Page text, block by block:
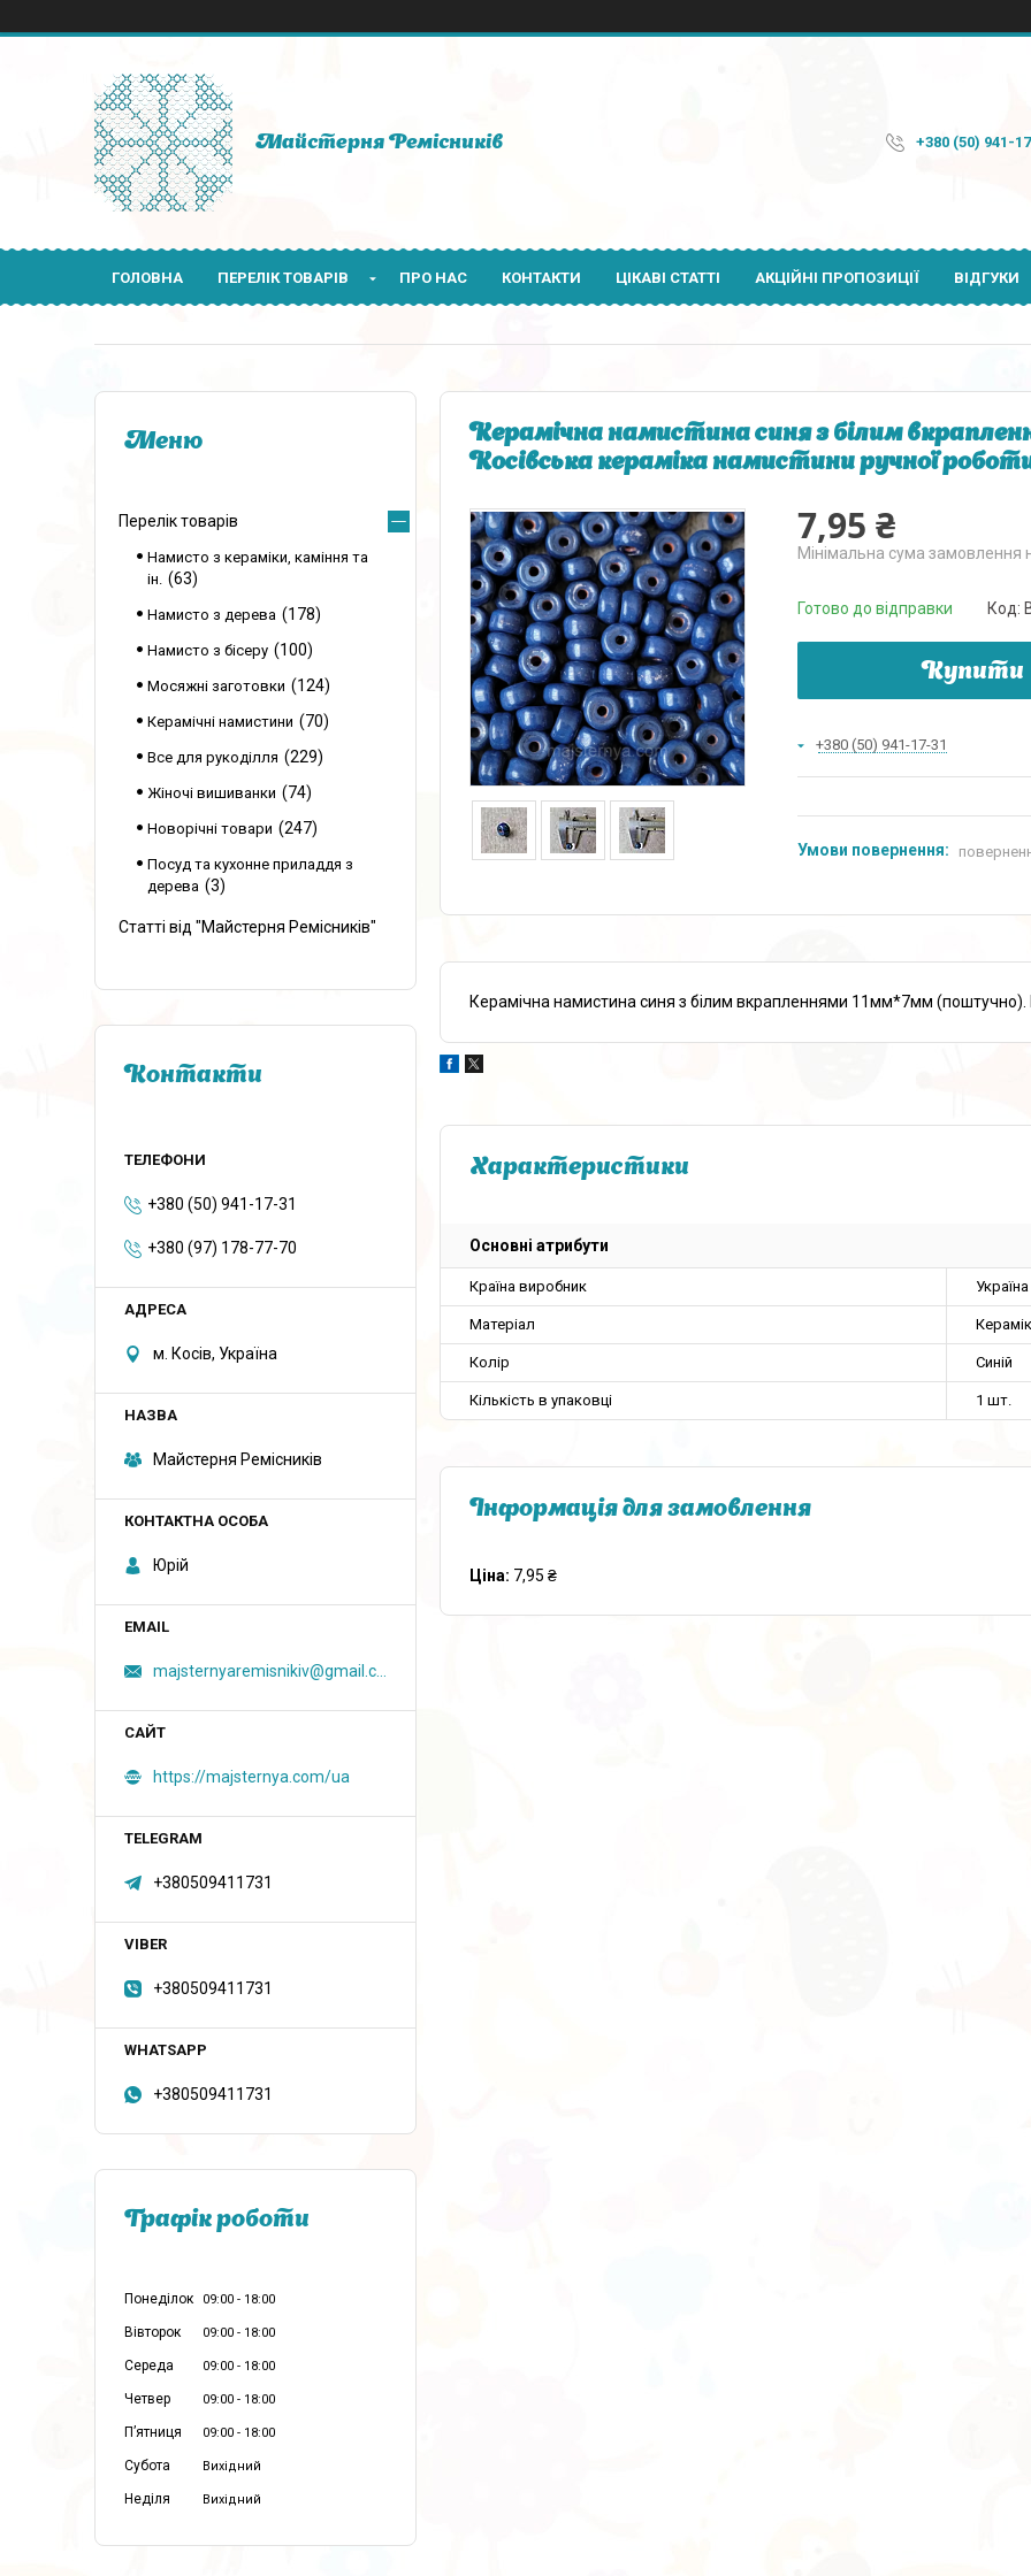
Майстерня Ремісників +380 (50) 941-
ГОЛОВНА ПЕРЕЛІК ТОВАРІВ ПРО НАС КОНТАКТИ ЦІКАВІ СТАТТІ АКЦІЙНІ ПРОПОЗИЦІЇ ВІДГУКИ
Керамічна намистина синя з білим
Косівська кераміка намистини ручної
7,95 ₴
Мінімальна сума замовлення
Готово до відправки Код:
Купити
+380 (50) 941-17-31
Керамічна намистина синя з білим вкрапленнями 11мм*7мм (поштучно).
Характеристики
Основні атрибути
Країна виробник Україна
Матеріал
Колір Синій
Кількість в упаковці 1 шт.
Інформація для замовлення
Ціна: 7,95 ₴
Перелік товарів
Намисто з кераміки, каміння та
ін.
63
Намисто з дерева 178
Намисто з бісеру 100
Мосяжні заготовки 124
Керамічні намистини 70
Все для рукоділля 229
Жіночі вишиванки 74
Новорічні товари 247
Посуд та кухонне приладдя з
дерева
3
Статті від "Майстерня Ремісників"
Контакти
+380 (50) 941-17-31
+380 (97) 178-77-70
м. Косів, Україна
Майстерня Ремісників
Юрій
https://majsternya.com/ua
+380509411731
+380509411731
+380509411731
Графік роботи
Понеділок 09:00 18:00
Вівторок 09:00 18:00
Середа 09:00 18:00
Четвер 09:00 18:00
Пʼятниця 09:00 18:00
Субота Вихідний
Неділя Вихідний